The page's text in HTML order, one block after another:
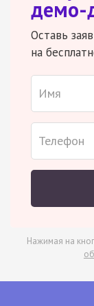
демо-
Оставь
на
Нажимая на